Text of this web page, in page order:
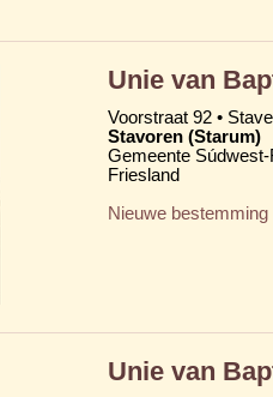
Unie van
Voorstraat 92 •
Stavoren (Starum)
Gemeente
Friesland
Nieuwe bestemming
Unie van